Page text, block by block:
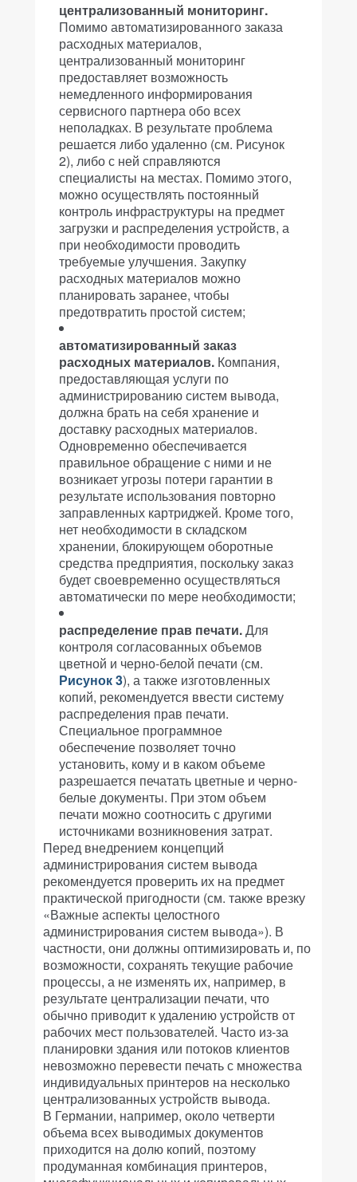
централизованный мониторинг.
Помимо автоматизированного заказа
расходных материалов,
централизованный мониторинг
предоставляет возможность
немедленного информирования
сервисного партнера обо всех
неполадках. В результате проблема
решается либо удаленно (см. Рисунок
2), либо с ней справляются
специалисты на местах. Помимо этого,
можно осуществлять постоянный
контроль инфраструктуры на предмет
загрузки и распределения устройств, а
при необходимости проводить
требуемые улучшения. Закупку
расходных материалов можно
планировать заранее, чтобы
предотвратить простой систем;
автоматизированный заказ
расходных материалов. Компания,
предоставляющая услуги по
администрированию систем вывода,
должна брать на себя хранение и
доставку расходных материалов.
Одновременно обеспечивается
правильное обращение с ними и не
возникает угрозы потери гарантии в
результате использования повторно
заправленных картриджей. Кроме того,
нет необходимости в складском
хранении, блокирующем оборотные
средства предприятия, поскольку заказ
будет своевременно осуществляться
автоматически по мере необходимости;
распределение прав печати.Для
контроля согласованных объемов
цветной и черно-белой печати (см.
Рисунок 3), а также изготовленных
копий, рекомендуется ввести систему
распределения прав печати.
Специальное программное
обеспечение позволяет точно
установить, кому и в каком объеме
разрешается печатать цветные и черно-
белые документы. При этом объем
печати можно соотносить с другими
источниками возникновения затрат.
Перед внедрением концепций
администрирования систем вывода
рекомендуется проверить их на предмет
практической пригодности (см. также врезку
«Важные аспекты целостного
администрирования систем вывода»). В
частности, они должны оптимизировать и, по
возможности, сохранять текущие рабочие
процессы, а не изменять их, например, в
результате централизации печати, что
обычно приводит к удалению устройств от
рабочих мест пользователей. Часто из-за
планировки здания или потоков клиентов
невозможно перевести печать с множества
индивидуальных принтеров на несколько
централизованных устройств вывода.
В Германии, например, около четверти
объема всех выводимых документов
приходится на долю копий, поэтому
продуманная комбинация принтеров,